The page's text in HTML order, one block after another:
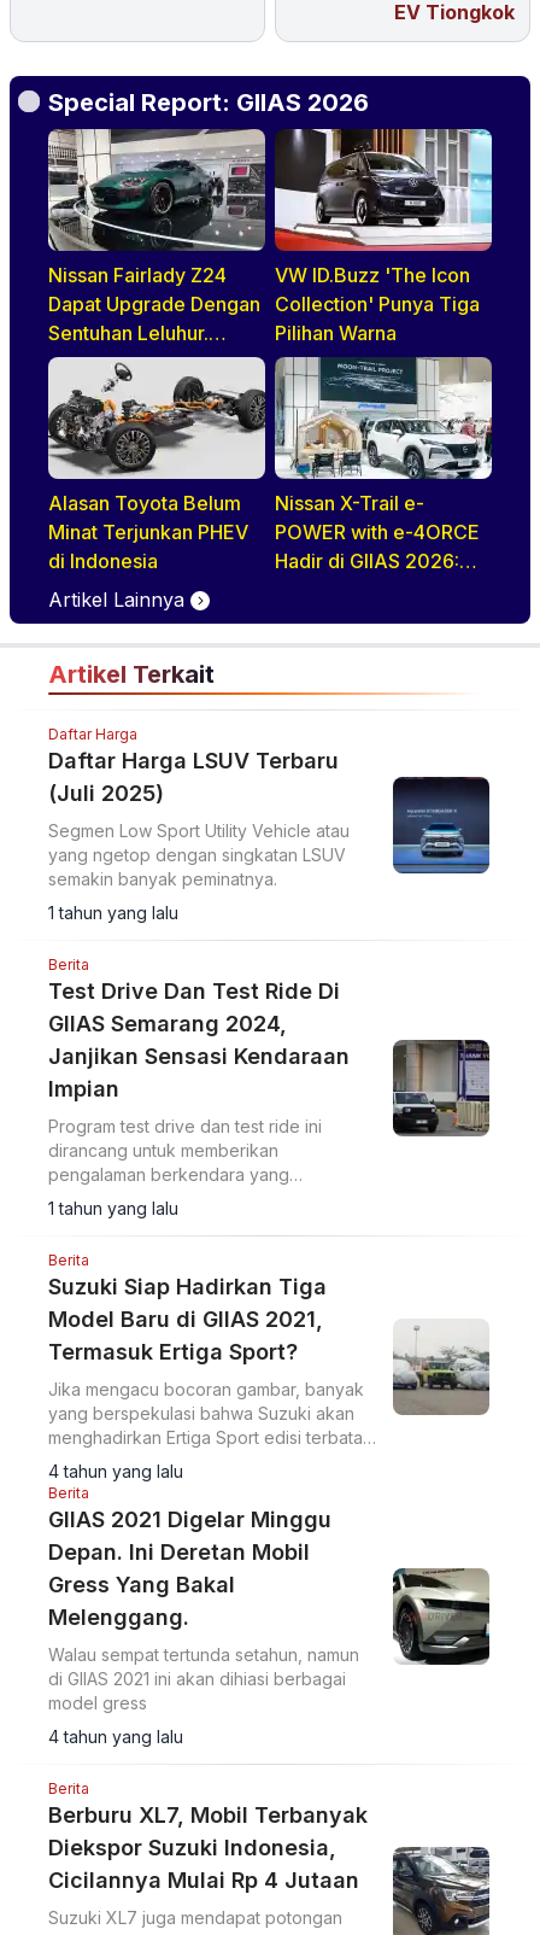
EV Tiongkok
Special Report: GIIAS 2026
Nissan Fairlady Z24
Dapat Upgrade Dengan
Sentuhan Leluhur.
Indonesia Jadi Negara
Pertama di ASEAN
Yang Disapa
VW ID.Buzz 'The Icon
Collection' Punya Tiga
Pilihan Warna
Alasan Toyota Belum
Minat Terjunkan PHEV
di Indonesia
Nissan X-Trail e-
POWER with e-4ORCE
Hadir di GIIAS 2026:
Kenyamanan, dan
Teknologi Elektrifikasi
Artikel Lainnya
Artikel Terkait
Daftar Harga
Daftar Harga LSUV Terbaru
(Juli 2025)
Segmen Low Sport Utility Vehicle atau
yang ngetop dengan singkatan LSUV
semakin banyak peminatnya.
1 tahun yang lalu
Berita
Test Drive Dan Test Ride Di
GIIAS Semarang 2024,
Janjikan Sensasi Kendaraan
Impian
Program test drive dan test ride ini
dirancang untuk memberikan
pengalaman berkendara yang
komprehensif, baik dari segi
kenyamanan, performa, maupun fitur-fitur
1 tahun yang lalu
Berita
Suzuki Siap Hadirkan Tiga
Model Baru di GIIAS 2021,
Termasuk Ertiga Sport?
Jika mengacu bocoran gambar, banyak
yang berspekulasi bahwa Suzuki akan
menghadirkan Ertiga Sport edisi terbatas
di GIIAS 2021.
4 tahun yang lalu
Berita
GIIAS 2021 Digelar Minggu
Depan. Ini Deretan Mobil
Gress Yang Bakal
Melenggang.
Walau sempat tertunda setahun, namun
di GIIAS 2021 ini akan dihiasi berbagai
model gress
4 tahun yang lalu
Berita
Berburu XL7, Mobil Terbanyak
Diekspor Suzuki Indonesia,
Cicilannya Mulai Rp 4 Jutaan
Suzuki XL7 juga mendapat potongan